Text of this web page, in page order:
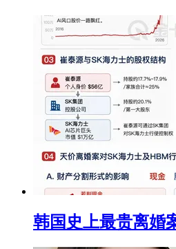
韩国史上最贵离婚